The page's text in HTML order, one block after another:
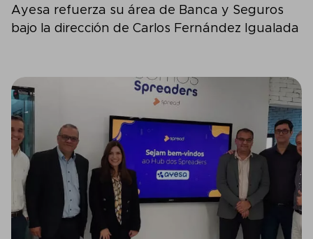
Ayesa refuerza su área de Banca y Seguros
bajo la dirección de Carlos Fernández Igualada